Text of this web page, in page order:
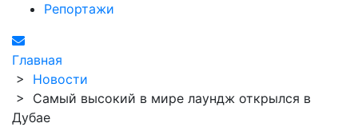
Репортажи
Главная
> Новости
> Самый высокий в мире лаундж открылся в
Дубае